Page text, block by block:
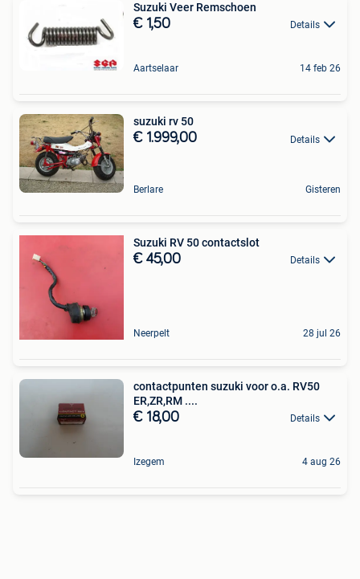
Suzuki Veer Remschoen
€ 1,50 Details
Aartselaar 14 feb 26
suzuki rv 50
€ 1.999,00 Details
Berlare Gisteren
Suzuki RV 50 contactslot
€ 45,00 Details
Neerpelt 28 jul 26
contactpunten suzuki voor o.a. RV50
ER,ZR,RM ....
€ 18,00 Details
Izegem 4 aug 26